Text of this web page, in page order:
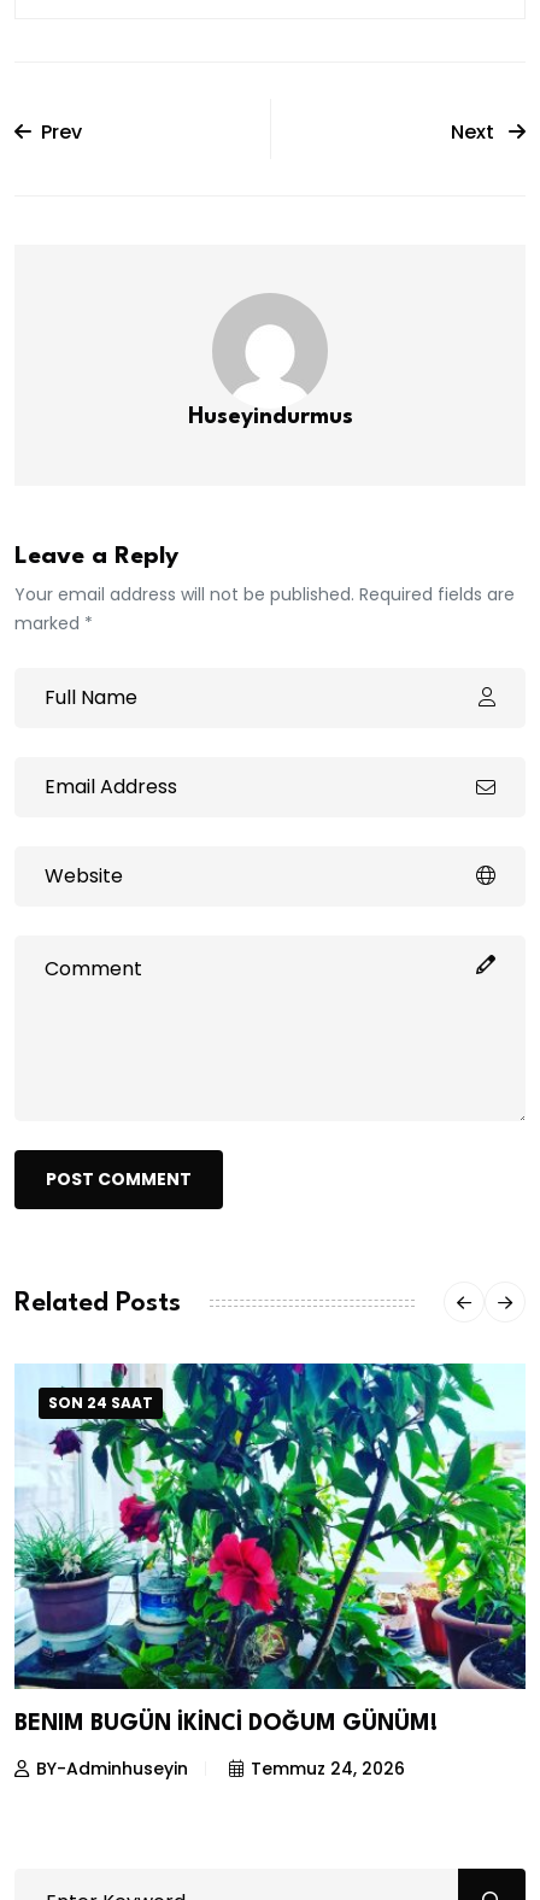
Prev Next
Huseyindurmus
Leave a Reply
Your email address will not be published. Required fields are
marked *
POST COMMENT
Related Posts
SON 24 SAAT
BENIM BUGÜN İKİNCİ DOĞUM GÜNÜM!
BY-Adminhuseyin Temmuz 24, 2026